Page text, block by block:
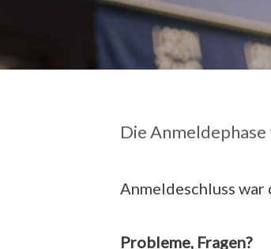
Die
Anmeldeschluss
Probleme, Fragen?